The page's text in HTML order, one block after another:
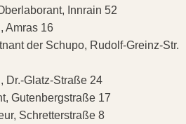
Innrain 52
Amras 16
der Schupo, Rudolf-Greinz-Str.
Glatz-Straße 24
Gutenbergstraße 17
Schretterstraße 8